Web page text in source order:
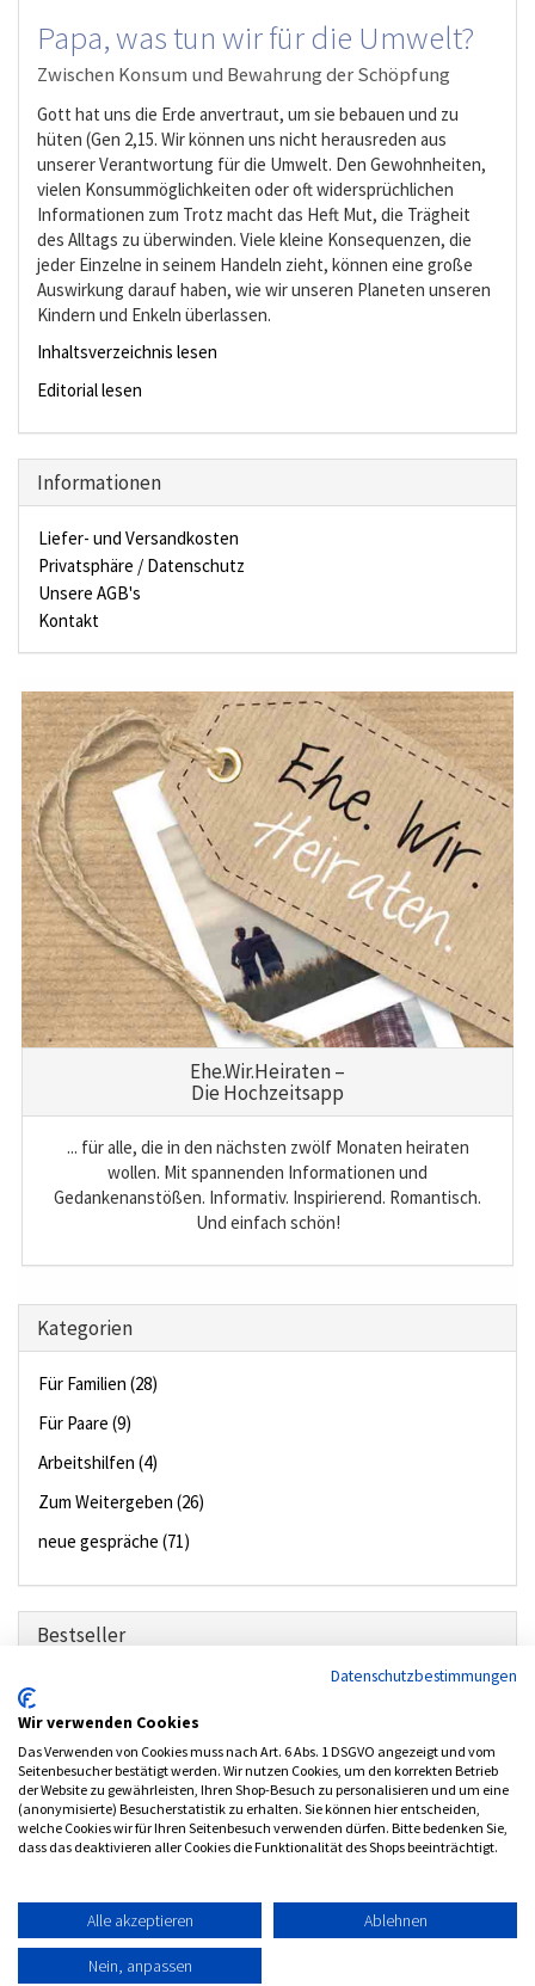
Papa, was tun wir für die Umwelt?
Zwischen Konsum und Bewahrung der Schöpfung
Gott hat uns die Erde anvertraut, um sie bebauen und zu
hüten (Gen 2,15. Wir können uns nicht herausreden aus
unserer Verantwortung für die Umwelt. Den Gewohnheiten,
vielen Konsummöglichkeiten oder oft widersprüchlichen
Informationen zum Trotz macht das Heft Mut, die Trägheit
des Alltags zu überwinden. Viele kleine Konsequenzen, die
jeder Einzelne in seinem Handeln zieht, können eine große
Auswirkung darauf haben, wie wir unseren Planeten unseren
Kindern und Enkeln überlassen.
Inhaltsverzeichnis lesen
Editorial lesen
Informationen
Liefer- und Versandkosten
Privatsphäre / Datenschutz
Unsere AGB's
Kontakt
Ehe.Wir.Heiraten –
Die Hochzeitsapp
... für alle, die in den nächsten zwölf Monaten heiraten
wollen. Mit spannenden Informationen und
Gedankenanstößen. Informativ. Inspirierend. Romantisch.
Und einfach schön!
Kategorien
Für Familien (28)
Für Paare (9)
Arbeitshilfen (4)
Zum Weitergeben (26)
neue gespräche (71)
Bestseller
02.2009, Heft 5 - neue gespräche
03.2016, Heft 2 - neue gespräche
04.2011, Heft 2 - neue gespräche
05. 2010, Heft 6 - neue gespräche
Kontakt Impressum AKF-Datenschutz
AGB
Copyright © 2017
Datenschutzbestimmungen
Wir verwenden Cookies
Das Verwenden von Cookies muss nach Art. 6 Abs. 1 DSGVO angezeigt und vom
Seitenbesucher bestätigt werden. Wir nutzen Cookies, um den korrekten Betrieb
der Website zu gewährleisten, Ihren Shop-Besuch zu personalisieren und um eine
(anonymisierte) Besucherstatistik zu erhalten. Sie können hier entscheiden,
welche Cookies wir für Ihren Seitenbesuch verwenden dürfen. Bitte bedenken Sie,
dass das deaktivieren aller Cookies die Funktionalität des Shops beeinträchtigt.
Alle akzeptieren Ablehnen
Nein, anpassen